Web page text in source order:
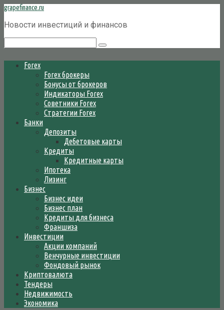
Перейти
контенту
grapefinance.ru
Новости инвестиций и финансов
Forex
Forex брокеры
Бонусы от брокеров
Индикаторы Forex
Советники Forex
Стратегии Forex
Банки
Депозиты
Дебетовые карты
Кредиты
Кредитные карты
Ипотека
Лизинг
Бизнес
Бизнес идеи
Бизнес план
Кредиты для бизнеса
Франшиза
Инвестиции
Акции компаний
Венчурные инвестиции
Фондовый рынок
Криптовалюта
Тендеры
Недвижимость
Экономика